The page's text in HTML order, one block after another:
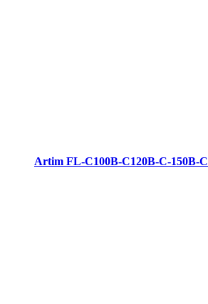
Artim FL-C100B-C120B-C-150B-